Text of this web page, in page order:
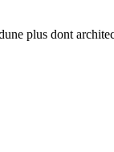
plus dont